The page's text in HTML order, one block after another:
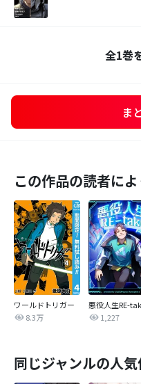
全1巻
ま
この作品の読者に
ワールドトリガー
8.3万
1,227
同じジャンルの人